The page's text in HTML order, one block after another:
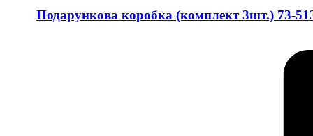
Подарункова коробка (комплект 3шт.) 73-